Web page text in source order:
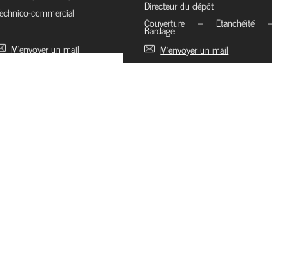
commercial
M’envoyer un mail
Directeur du dépôt
Couverture – Etanchéité –
Bardage
M’envoyer un mail